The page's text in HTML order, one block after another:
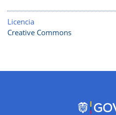
Licencia
Creative Commons